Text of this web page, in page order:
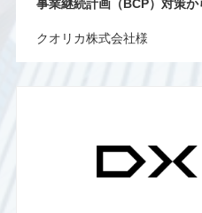
事業継続計画（BCP）対策
クオリカ株式会社様